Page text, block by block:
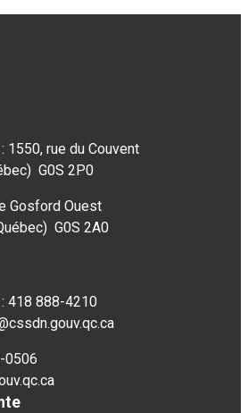
1550, rue du Couvent
G0S 2P0
Gosford Ouest
G0S 2A0
418 888-4210
0506